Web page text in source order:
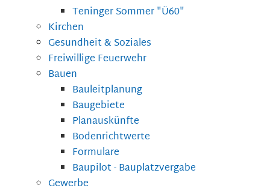
Teninger Sommer "Ü60"
Kirchen
Gesundheit & Soziales
Freiwillige Feuerwehr
Bauen
Bauleitplanung
Baugebiete
Planauskünfte
Bodenrichtwerte
Formulare
Baupilot - Bauplatzvergabe
Gewerbe